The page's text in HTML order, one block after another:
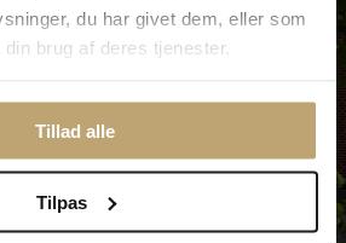
du har givet dem, eller som
brug af deres tjenester.
Tillad alle
Tilpas